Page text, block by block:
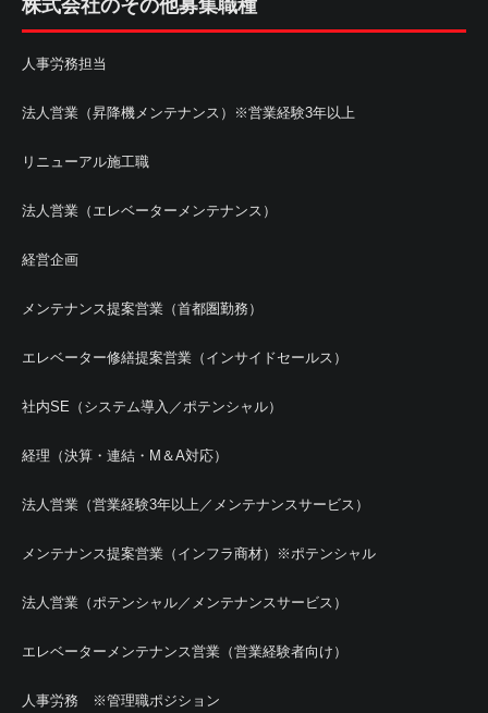
株式会社のその他募集職種
人事労務担当
法人営業（昇降機メンテナンス）※営業経験3年以上
リニューアル施工職
法人営業（エレベーターメンテナンス）
経営企画
メンテナンス提案営業（首都圏勤務）
エレベーター修繕提案営業（インサイドセールス）
社内SE（システム導入／ポテンシャル）
経理（決算・連結・M＆A対応）
法人営業（営業経験3年以上／メンテナンスサービス）
メンテナンス提案営業（インフラ商材）※ポテンシャル
法人営業（ポテンシャル／メンテナンスサービス）
エレベーターメンテナンス営業（営業経験者向け）
人事労務 ※管理職ポジション